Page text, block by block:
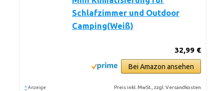
Schlafzimmer und Outdoor
Camping(Weiß)
32,99 €
Bei Amazon ansehen
* Anzeige Preis inkl. MwSt., zzgl. Versandkosten